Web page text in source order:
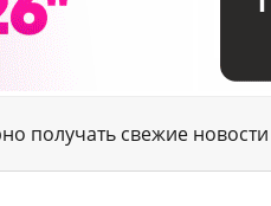
получать свежие